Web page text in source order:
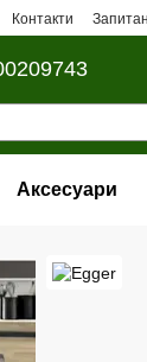
Контакти
Аксесуари